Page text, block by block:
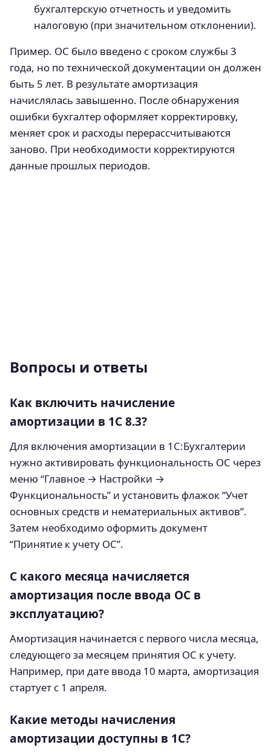
бухгалтерскую отчетность и уведомить
налоговую (при значительном отклонении).
Пример. ОС было введено с сроком службы 3
года, но по технической документации он должен
быть 5 лет. В результате амортизация
начислялась завышенно. После обнаружения
ошибки бухгалтер оформляет корректировку,
меняет срок и расходы перерассчитываются
заново. При необходимости корректируются
данные прошлых периодов.
Вопросы и ответы
Как включить начисление
амортизации в 1С 8.3?
Для включения амортизации в 1С:Бухгалтерии
нужно активировать функциональность ОС через
меню “Главное → Настройки →
Функциональность” и установить флажок “Учет
основных средств и нематериальных активов”.
Затем необходимо оформить документ
“Принятие к учету ОС”.
С какого месяца начисляется
амортизация после ввода ОС в
эксплуатацию?
Амортизация начинается с первого числа месяца,
следующего за месяцем принятия ОС к учету.
Например, при дате ввода 10 марта, амортизация
стартует с 1 апреля.
Какие методы начисления
амортизации доступны в 1С?